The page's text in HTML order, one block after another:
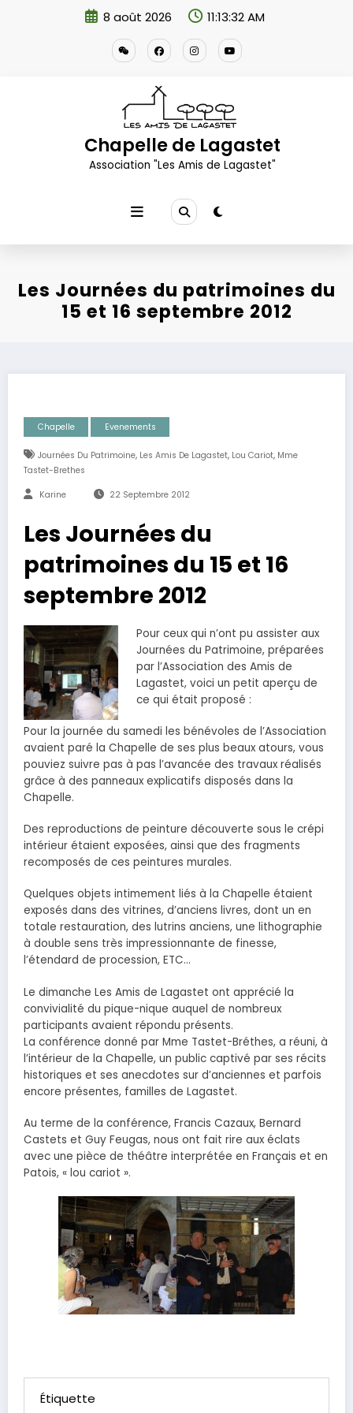
8 août 2026 11:13:33 AM
Chapelle de Lagastet
Association "Les Amis de Lagastet"
Les Journées du patrimoines du
15 et 16 septembre 2012
Chapelle Evenements
Journées Du Patrimoine, Les Amis De Lagastet, Lou Cariot, Mme
Tastet-Brethes
Karine 22 Septembre 2012
Les Journées du
patrimoines du 15 et 16
septembre 2012
Pour ceux qui n’ont pu assister aux
Journées du Patrimoine, préparées
par l’Association des Amis de
Lagastet, voici un petit aperçu de
ce qui était proposé :
Pour la journée du samedi les bénévoles de l’Association
avaient paré la Chapelle de ses plus beaux atours, vous
pouviez suivre pas à pas l’avancée des travaux réalisés
grâce à des panneaux explicatifs disposés dans la
Chapelle.
Des reproductions de peinture découverte sous le crépi
intérieur étaient exposées, ainsi que des fragments
recomposés de ces peintures murales.
Quelques objets intimement liés à la Chapelle étaient
exposés dans des vitrines, d’anciens livres, dont un en
totale restauration, des lutrins anciens, une lithographie
à double sens très impressionnante de finesse,
l’étendard de procession, ETC…
Le dimanche Les Amis de Lagastet ont apprécié la
convivialité du pique-nique auquel de nombreux
participants avaient répondu présents.
La conférence donné par Mme Tastet-Bréthes, a réuni, à
l’intérieur de la Chapelle, un public captivé par ses récits
historiques et ses anecdotes sur d’anciennes et parfois
encore présentes, familles de Lagastet.
Au terme de la conférence, Francis Cazaux, Bernard
Castets et Guy Feugas, nous ont fait rire aux éclats
avec une pièce de théâtre interprétée en Français et en
Patois, « lou cariot ».
Étiquette